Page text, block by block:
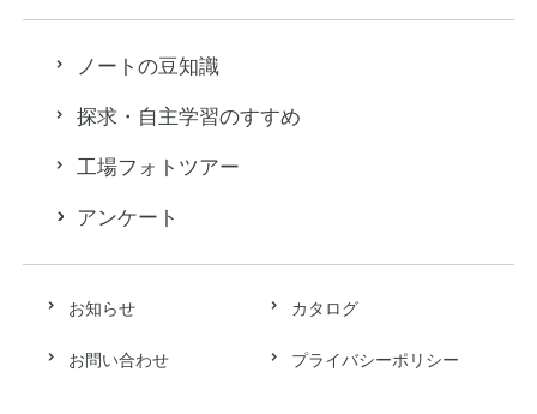
お知らせ カタログ
お問い合わせ プライバシーポリシー
ノートの豆知識
探求・自主学習のすすめ
工場フォトツアー
アンケート